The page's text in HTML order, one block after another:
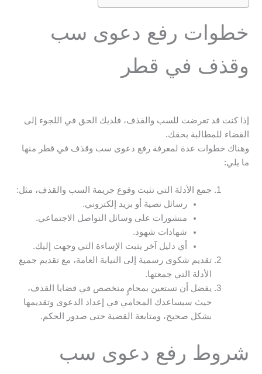
خطوات رفع دعوى سب
وقذف في قطر
إذا كنت قد تعرضت للسب والقذف، فلديك الحق في اللجوء إلى
القضاء للمطالبة بحقك.
وهناك خطوات عدة لمعرفة رفع دعوى سب وقذف في قطر منها
ما يلي:
جمع الأدلة التي تثبت وقوع جريمة السب والقذف، مثل:
رسائل نصية أو بريد إلكتروني.
منشورات على وسائل التواصل الاجتماعي.
شهادات شهود.
أي دليل آخر يثبت الإساءة التي وجهت إليك.
تقديم شكوى رسمية إلى النيابة العامة، مع تقديم جميع
الأدلة التي جمعتها.
يفضل أن تستعين بمحامٍ متخصص في قضايا القذف،
حيث سيساعدك المحامي في إعداد الدعوى وتقديمها
بشكل صحيح، ومتابعة القضية حتى صدور الحكم.
شروط رفع دعوى سب